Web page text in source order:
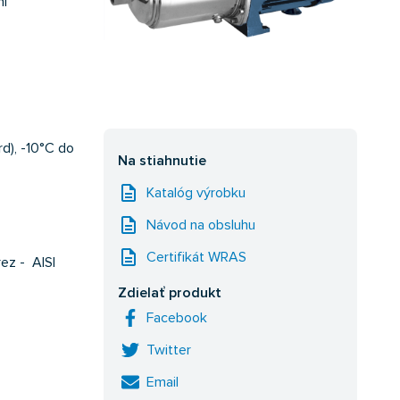
-10°C do
- AISI
Na stiahnutie
description Katalóg výrobku
description Návod na obsluhu
description Certifikát WRAS
Zdielať produkt
Facebook
Twitter
Email